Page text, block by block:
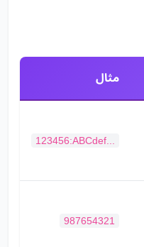
مثال
123456:ABCdef...
987654321